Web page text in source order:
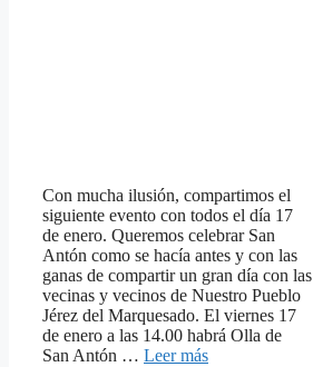
Con mucha ilusión, compartimos el
siguiente evento con todos el día 17
de enero. Queremos celebrar San
Antón como se hacía antes y con las
ganas de compartir un gran día con las
vecinas y vecinos de Nuestro Pueblo
Jérez del Marquesado. El viernes 17
de enero a las 14.00 habrá Olla de
San Antón … Leer más